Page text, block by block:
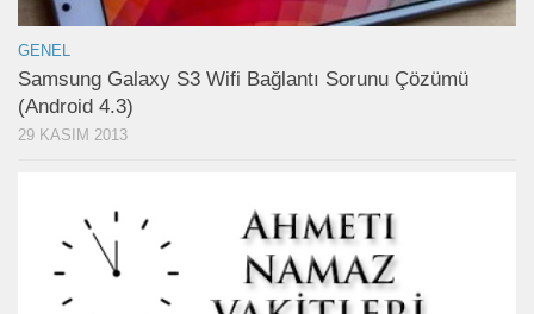
GENEL
Samsung Galaxy S3 Wifi Bağlantı Sorunu Çözümü
(Android 4.3)
29 KASIM 2013